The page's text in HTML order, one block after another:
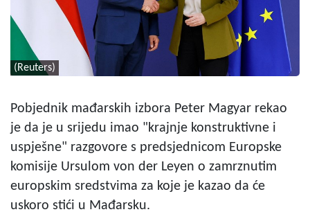
(Reuters)
Pobjednik mađarskih izbora Peter Magyar rekao
je da je u srijedu imao "krajnje konstruktivne i
uspješne" razgovore s predsjednicom Europske
komisije Ursulom von der Leyen o zamrznutim
europskim sredstvima za koje je kazao da će
uskoro stići u Mađarsku.